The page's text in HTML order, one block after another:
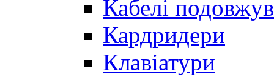
Кабелі
Кардридери
Клавіатури